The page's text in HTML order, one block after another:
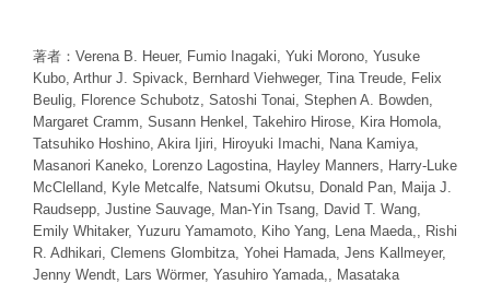
著者：Verena B. Heuer, Fumio Inagaki, Yuki Morono, Yusuke
Kubo, Arthur J. Spivack, Bernhard Viehweger, Tina Treude, Felix
Beulig, Florence Schubotz, Satoshi Tonai, Stephen A. Bowden,
Margaret Cramm, Susann Henkel, Takehiro Hirose, Kira Homola,
Tatsuhiko Hoshino, Akira Ijiri, Hiroyuki Imachi, Nana Kamiya,
Masanori Kaneko, Lorenzo Lagostina, Hayley Manners, Harry-Luke
McClelland, Kyle Metcalfe, Natsumi Okutsu, Donald Pan, Maija J.
Raudsepp, Justine Sauvage, Man-Yin Tsang, David T. Wang,
Emily Whitaker, Yuzuru Yamamoto, Kiho Yang, Lena Maeda,, Rishi
R. Adhikari, Clemens Glombitza, Yohei Hamada, Jens Kallmeyer,
Jenny Wendt, Lars Wörmer, Yasuhiro Yamada,, Masataka